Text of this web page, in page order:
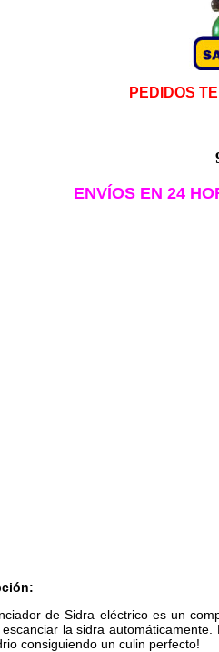
PEDIDOS
ENVÍOS EN 24
de Sidra eléctrico es un
escanciar la sidra
consiguiendo un culin perfecto!